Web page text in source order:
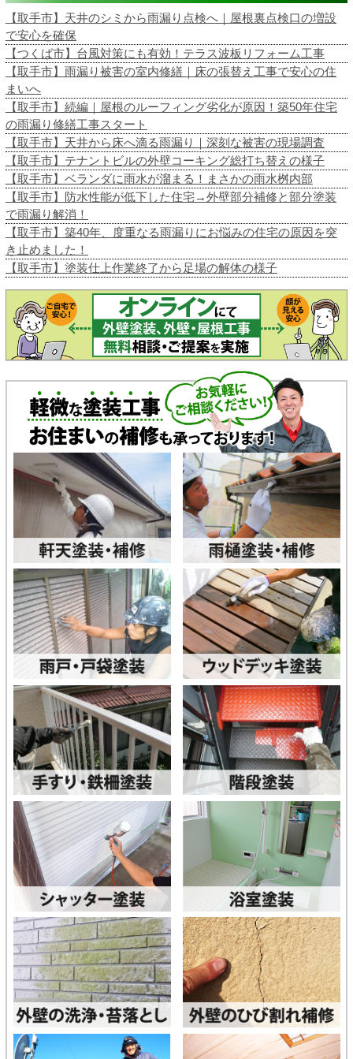
【取手市】天井のシミから雨漏り点検へ｜屋根裏点検口の増設
で安心を確保
【つくば市】台風対策にも有効！テラス波板リフォーム工事
【取手市】雨漏り被害の室内修繕｜床の張替え工事で安心の住
まいへ
【取手市】続編｜屋根のルーフィング劣化が原因！築50年住宅
の雨漏り修繕工事スタート
【取手市】天井から床へ滴る雨漏り｜深刻な被害の現場調査
【取手市】テナントビルの外壁コーキング総打ち替えの様子
【取手市】ベランダに雨水が溜まる！まさかの雨水桝内部
【取手市】防水性能が低下した住宅→外壁部分補修と部分塗装
で雨漏り解消！
【取手市】築40年、度重なる雨漏りにお悩みの住宅の原因を突
き止めました！
【取手市】塗装仕上作業終了から足場の解体の様子